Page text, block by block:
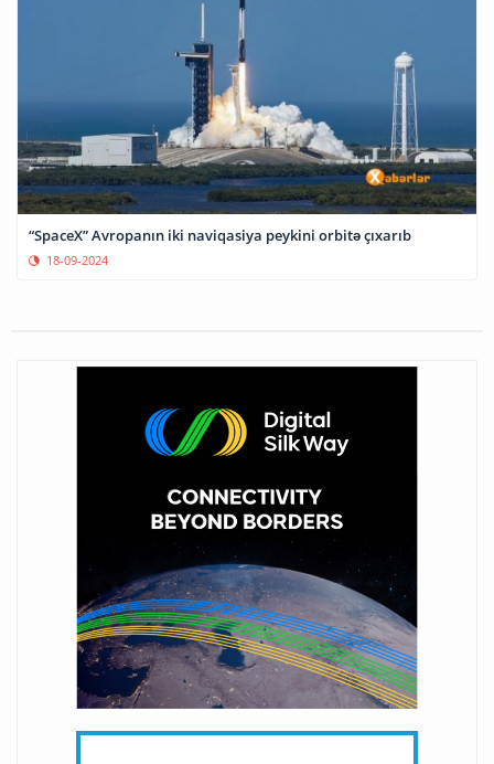
“SpaceX” Avropanın iki naviqasiya peykini orbitə çıxarıb
18-09-2024